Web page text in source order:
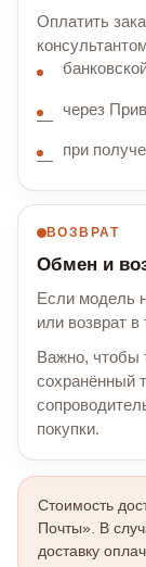
Оплатить
через
при
ВОЗВРАТ
Обмен и
Если модель
или возврат в
Важно, чтобы
сохранённый
покупки.
Стоимость
Почты». В
доставку